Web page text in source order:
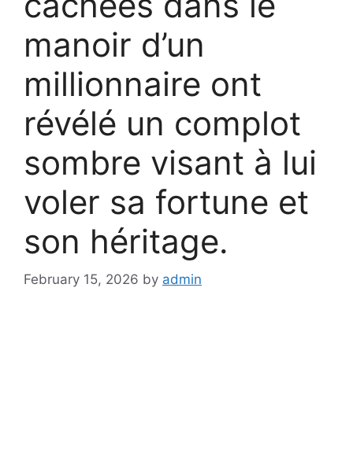
manoir d’un
millionnaire ont
révélé un complot
sombre visant à lui
voler sa fortune et
son héritage.
February 15, 2026 by admin